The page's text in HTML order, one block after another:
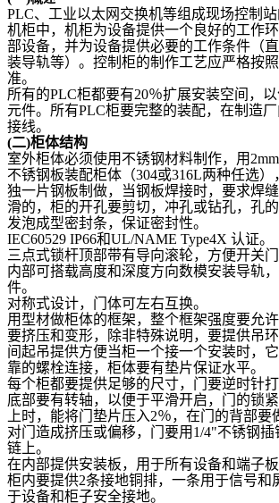
PLC、工业以太网交换机等组成现场控制
机柜中，机柜为设备提供一个良好的工作
部设备，并为设备提供必要的工作条件（
装导轨等）。控制柜的制作工艺应严格按
准。
所有的PLC柜都要有20％扩展安装空间，
元件。所有PLC柜要完整的装配，在制造
接线。
(二)柜体结构
室外柜体必须使用不锈钢材料制作，用
不锈钢板装配柜体（304或316L两种任选
独一片钢板制做，当钢板焊接时，要求焊
滑的，柜的开孔要剪切，冲孔或钻孔，孔的
发泡成型密封条，保证密封性。
IEC60529 IP66和UL/NAME Type4X 认证。
三点式锁杆顶部带有导向滚轮，方便开关门
内部可搭载高度和深度方向数模安装导轨
件。
对称式设计，门体可左右互换。
用型材做柜体的框架，整个框架强度要允
要挤压和变形，除非特殊说明，要提供吊
间起吊提供方便当柜一个接一个安装时，
靠的螺栓连接，柜体要有垫片保证水平。
每个柜都要提供足够的尺寸，门要逆时针
底部要有转轴，以便于平滑开启，门的锁
上时，能将门垫片压入2％，在门的背部
对门造成挤压或偏移，门要用1/4"不锈钢
链上。
在内部提供安装板，用于所有设备和端子板
柜内要提供2条接地铜排，一条用于信号和
于设备和柜子安全接地。